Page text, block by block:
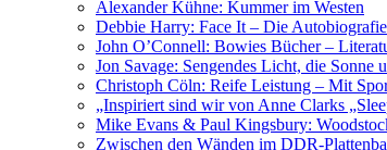
Alexander Kühne: Kummer im Westen
Debbie Harry: Face It – Die Autobiografie
John O’Connell: Bowies Bücher –
Jon Savage: Sengendes Licht, die
Christoph Cöln: Reife Leistung – Mit
„Inspiriert sind wir von Anne Clarks
Mike Evans & Paul Kingsbury:
Zwischen den Wänden im DDR-